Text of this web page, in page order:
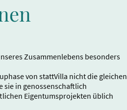
Zusammenlebens besonders
von stattVilla nicht die gleichen
sie in genossenschaftlich
Eigentumsprojekten üblich